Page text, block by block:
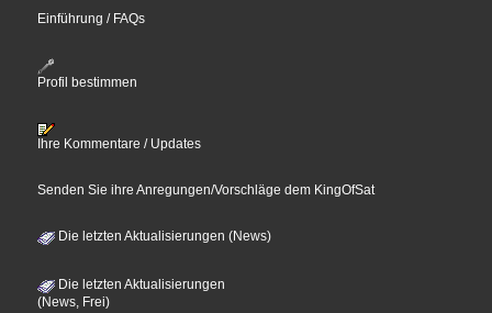
Einführung / FAQs
Profil bestimmen
Ihre Kommentare / Updates
Senden Sie ihre Anregungen/Vorschläge dem KingOfSat
Die letzten Aktualisierungen (News)
Die letzten Aktualisierungen
(News, Frei)